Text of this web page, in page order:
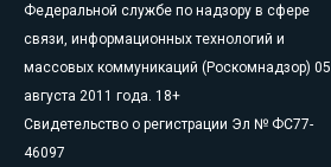
Федеральной службе по надзору в сфере
связи, информационных технологий и
массовых коммуникаций (Роскомнадзор) 05
августа 2011 года. 18+
Свидетельство о регистрации Эл № ФС77-
46097